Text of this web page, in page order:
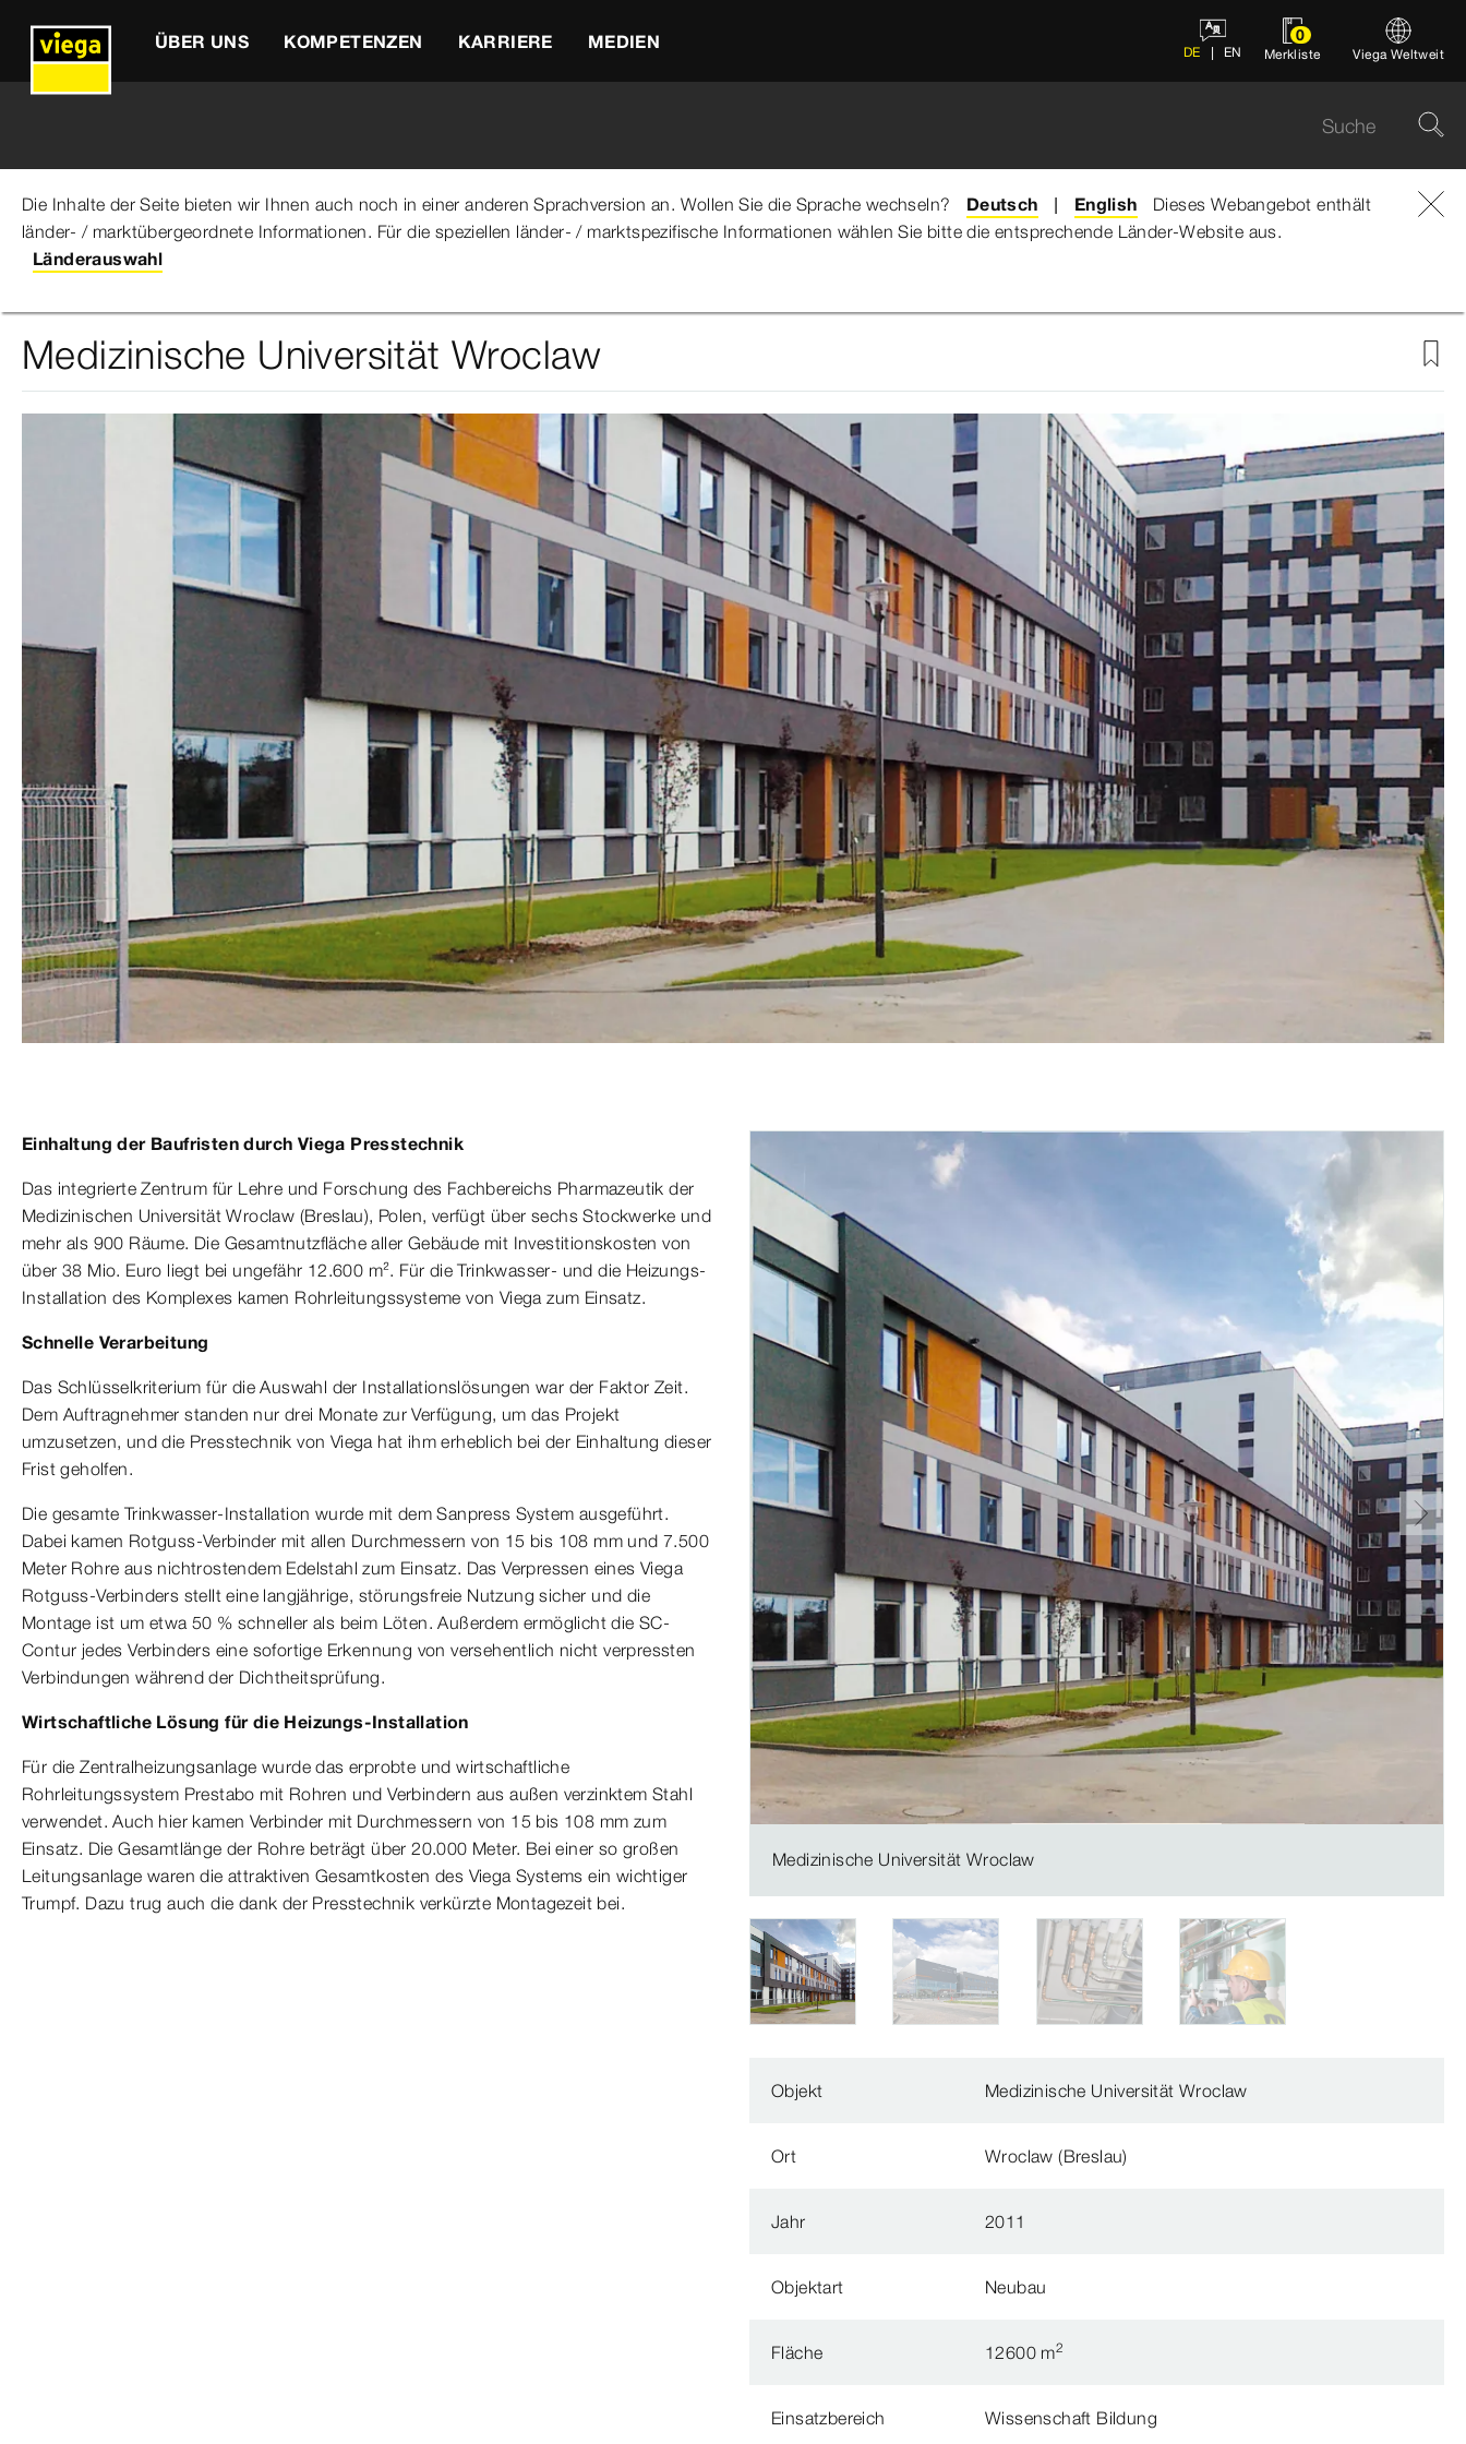
ÜBER UNS KOMPETENZEN KARRIERE MEDIEN DE EN
0
Merkliste Viega Weltweit
Die Inhalte der Seite bieten wir Ihnen auch noch in einer anderen Sprachversion an. Wollen Sie die Sprache wechseln? Deutsch English
Dieses Webangebot enthält
länder- / marktübergeordnete Informationen. Für die speziellen länder- / marktspezifische Informationen wählen Sie bitte die entsprechende Länder-Website aus.
Länderauswahl
Viega Gruppe Über uns Referenzen Medizinische Universität Wroclaw
Medizinische Universität Wroclaw
Einhaltung der Baufristen durch Viega Presstechnik
Das integrierte Zentrum für Lehre und Forschung des Fachbereichs Pharmazeutik der
Medizinischen Universität Wroclaw (Breslau), Polen, verfügt über sechs Stockwerke und
mehr als 900 Räume. Die Gesamtnutzfläche aller Gebäude mit Investitionskosten von
über 38 Mio. Euro liegt bei ungefähr 12.600 m². Für die Trinkwasser- und die Heizungs-
Installation des Komplexes kamen Rohrleitungssysteme von Viega zum Einsatz.
Schnelle Verarbeitung
Das Schlüsselkriterium für die Auswahl der Installationslösungen war der Faktor Zeit.
Dem Auftragnehmer standen nur drei Monate zur Verfügung, um das Projekt
umzusetzen, und die Presstechnik von Viega hat ihm erheblich bei der Einhaltung dieser
Frist geholfen.
Die gesamte Trinkwasser-Installation wurde mit dem Sanpress System ausgeführt.
Dabei kamen Rotguss-Verbinder mit allen Durchmessern von 15 bis 108 mm und 7.500
Meter Rohre aus nichtrostendem Edelstahl zum Einsatz. Das Verpressen eines Viega
Rotguss-Verbinders stellt eine langjährige, störungsfreie Nutzung sicher und die
Montage ist um etwa 50 % schneller als beim Löten. Außerdem ermöglicht die SC-
Contur jedes Verbinders eine sofortige Erkennung von versehentlich nicht verpressten
Verbindungen während der Dichtheitsprüfung.
Wirtschaftliche Lösung für die Heizungs-Installation
Für die Zentralheizungsanlage wurde das erprobte und wirtschaftliche
Rohrleitungssystem Prestabo mit Rohren und Verbindern aus außen verzinktem Stahl
verwendet. Auch hier kamen Verbinder mit Durchmessern von 15 bis 108 mm zum
Einsatz. Die Gesamtlänge der Rohre beträgt über 20.000 Meter. Bei einer so großen
Leitungsanlage waren die attraktiven Gesamtkosten des Viega Systems ein wichtiger
Trumpf. Dazu trug auch die dank der Presstechnik verkürzte Montagezeit bei.
Medizinische Universität Wroclaw
Objekt Medizinische Universität Wroclaw
Ort Wroclaw (Breslau)
Jahr 2011
Objektart Neubau
Fläche 12600 m2
Einsatzbereich Wissenschaft Bildung